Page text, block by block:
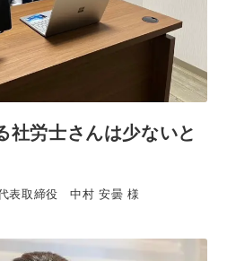
社労士さんは少ないと
表取締役 中村 安曇 様